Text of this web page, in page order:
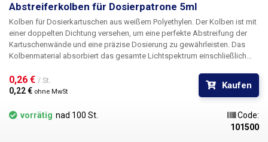
Abstreiferkolben für Dosierpatrone 5ml
Kolben für Dosierkartuschen aus weißem Polyethylen. Der Kolben ist mit
einer doppelten Dichtung versehen, um eine perfekte Abstreifung der
Kartuschenwände und eine präzise Dosierung zu gewährleisten. Das
Kolbenmaterial absorbiert das gesamte Lichtspektrum einschließlich
das Einsetzen des Stopfens in die Kartusche wird deren Inhalt
zuverlässig luftdicht verschlossen.
0,26 € / St.
0,22 € ohne MwSt
Kaufen
vorrätig nad 100 St.
Code:
101500